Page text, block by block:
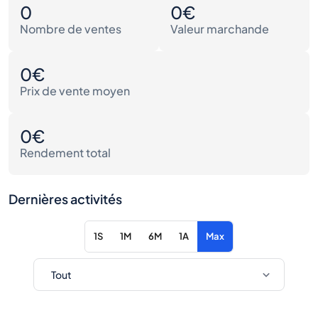
0
Nombre de ventes
0€
Valeur marchande
0€
Prix de vente moyen
0€
Rendement total
Dernières activités
1S 1M 6M 1A Max